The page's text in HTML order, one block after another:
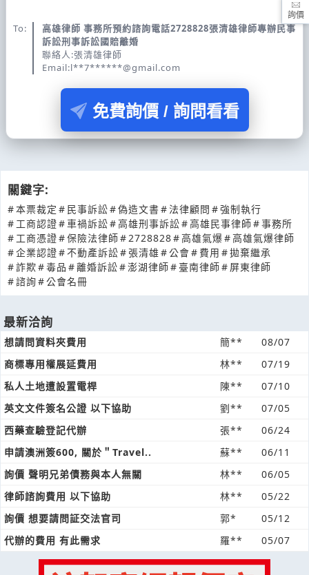
To:
高雄律師 事務所預約諮詢電話2728828張清雄律師專辦民事
訴訟刑事訴訟國賠離婚
聯絡人:張清雄律師
Email:l**7******@gmail.com
免費詢價 / 詢問看看
關鍵字:
#本票裁定 # 民事訴訟#偽造文書# 法律顧問 #強制執行
# 工商認證# 車禍訴訟#高雄刑事訴訟#高雄民事律師#事務所
# 工商憑證#保險法律師# 2728828#高雄氣爆#高雄氣爆律師
#企業認證#不動產訴訟#張清雄#公會# 費用 #拋棄繼承
#詐欺#毒品 #離婚訴訟#澎湖律師# 臺南律師# 屏東律師
#諮詢#公會名冊
最新洽詢
想請問資料夾費用 簡**
08/07
商標專用權展延費用
林**
07/19
私人土地遭設置電桿
陳**
07/10
英文文件簽名公證 以下協助
劉**
07/05
西藥查驗登記代辦
張**
06/24
申請澳洲簽600, 關於＂Travel..
蘇**
06/11
詢價 聲明兄弟債務與本人無關
林**
06/05
律師諮詢費用 以下協助
林**
05/22
詢價 想要請問証交法官司
郭*
05/12
代辦的費用 有此需求
羅** 05/07
詢價